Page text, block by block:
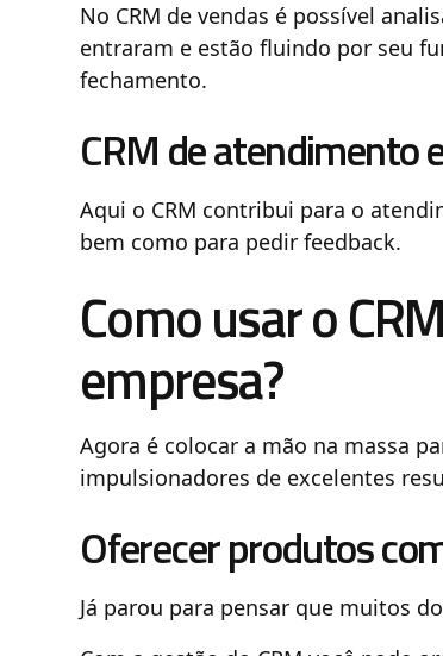
No CRM de vendas é possível
entraram e estão fluindo por seu
fechamento.
CRM de atendimento
Aqui o CRM contribui para o
bem como para pedir feedback.
Como usar o
empresa?
Agora é colocar a mão na massa
impulsionadores de excelentes
Oferecer produtos
Já parou para pensar que muitos